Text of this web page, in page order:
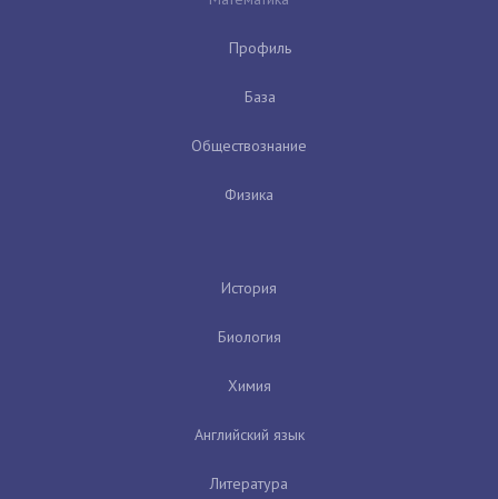
Профиль
База
Обществознание
Физика
История
Биология
Химия
Английский язык
Литература